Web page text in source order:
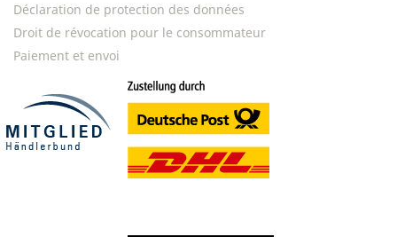
Déclaration de protection des données
Droit de révocation pour le consommateur
Paiement et envoi